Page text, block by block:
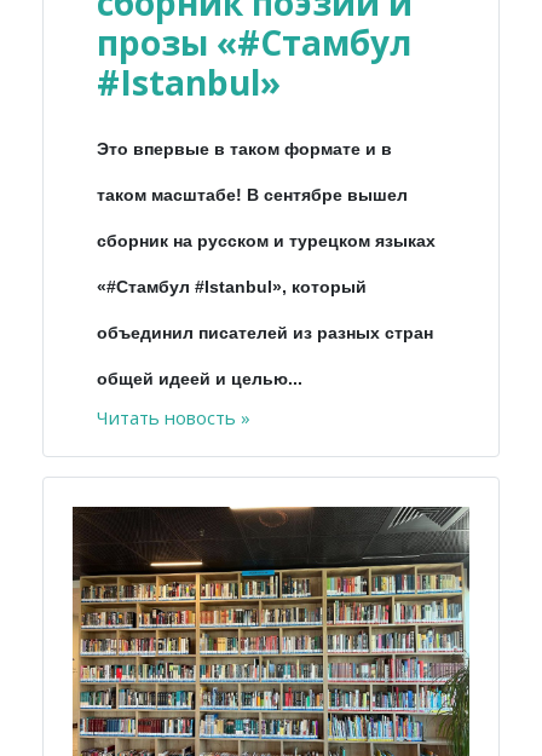
прозы «#Стамбул
#Istanbul»
Это впервые в таком формате и в
таком масштабе! В сентябре вышел
сборник на русском и турецком языках
«#Стамбул #Istanbul», который
объединил писателей из разных стран
общей идеей и целью...
Читать новость »